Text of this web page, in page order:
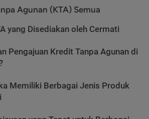
Agunan (KTA) Semua
yang Disediakan oleh Cermati
Pengajuan Kredit Tanpa Agunan di
Memiliki Berbagai Jenis Produk